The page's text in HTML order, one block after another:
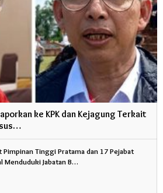
ke KPK dan Kejagung Terkait
Pimpinan Tinggi Pratama dan 17 Pejabat
Menduduki Jabatan B…